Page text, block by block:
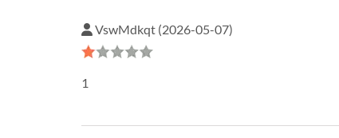
VswMdkqt (2026-05-07)
1